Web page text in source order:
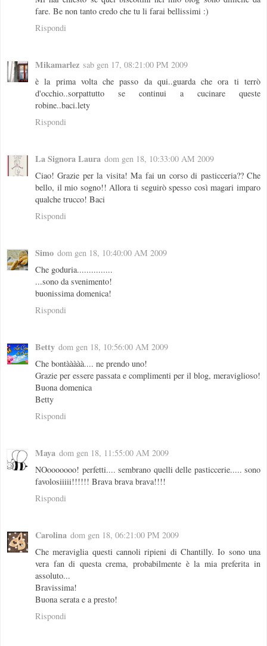
fare. Be non tanto credo che tu li farai bellissimi :)
Rispondi
Mikamarlez sab gen 17, 08:21:00 PM 2009
è la prima volta che passo da qui..guarda che ora ti terrò
d'occhio..sorpattutto se continui a cucinare queste
robine..baci.lety
Rispondi
La Signora Laura dom gen 18, 10:33:00 AM 2009
Ciao! Grazie per la visita! Ma fai un corso di pasticceria?? Che
bello, il mio sogno!! Allora ti seguirò spesso così magari imparo
qualche trucco! Baci
Rispondi
Simo dom gen 18, 10:40:00 AM 2009
Che goduria...............
...sono da svenimento!
buonissima domenica!
Rispondi
Betty dom gen 18, 10:56:00 AM 2009
Che bontààààà.... ne prendo uno!
Grazie per essere passata e complimenti per il blog, meraviglioso!
Buona domenica
Betty
Rispondi
Maya dom gen 18, 11:55:00 AM 2009
NOooooooo! perfetti.... sembrano quelli delle pasticcerie..... sono
favolosiiiii!!!!!! Brava brava brava!!!!
Rispondi
Carolina dom gen 18, 06:21:00 PM 2009
Che meraviglia questi cannoli ripieni di Chantilly. Io sono una
vera fan di questa crema, probabilmente è la mia preferita in
assoluto...
Bravissima!
Buona serata e a presto!
Rispondi